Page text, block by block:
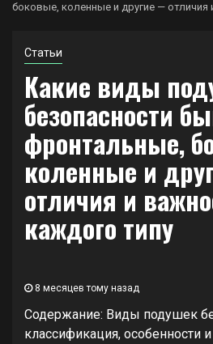
боковые, коленные и другие — отличия
Статьи
Какие виды
безопасности
фронтальные,
коленные и
отличия и
каждого типу
8 месяцев тому назад
Содержание: Виды подушек
классификация, особенности